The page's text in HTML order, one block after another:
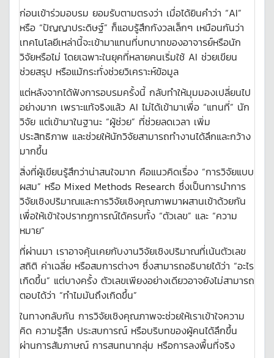
ก่อนเข้าร่วมอบรม ยอมรับตามตรงว่า เมื่อได้ยินคำว่า “AI”
หรือ “ปัญญาประดิษฐ์” ก็แอบรู้สึกกังวลเล็กๆ เหมือนกันว่า
เทคโนโลยีเหล่านี้จะเข้ามาแทนที่บทบาทของอาจารย์หรือนัก
วิจัยหรือไม่ โดยเฉพาะในยุคที่หลายคนเริ่มใช้ AI ช่วยเขียน
ช่วยสรุป หรือแม้กระทั่งช่วยวิเคราะห์ข้อมูล
แต่หลังจากได้ฟังการอบรมครั้งนี้ กลับทำให้มุมมองเปลี่ยนไป
อย่างมาก เพราะแท้จริงแล้ว AI ไม่ได้เข้ามาเพื่อ “แทนที่” นัก
วิจัย แต่เข้ามาในฐานะ “ผู้ช่วย” ที่ช่วยลดเวลา เพิ่ม
ประสิทธิภาพ และช่วยให้นักวิจัยสามารถทำงานได้ลึกและกว้าง
มากขึ้น
สิ่งที่ผู้เขียนรู้สึกว่าน่าสนใจมาก คือแนวคิดเรื่อง “การวิจัยแบบ
ผสม” หรือ Mixed Methods Research ซึ่งเป็นการนำการ
วิจัยเชิงปริมาณและการวิจัยเชิงคุณภาพมาผสานเข้าด้วยกัน
เพื่อให้เข้าใจปรากฏการณ์ได้ครบทั้ง “ตัวเลข” และ “ความ
หมาย”
ที่ผ่านมา เราอาจคุ้นเคยกับงานวิจัยเชิงปริมาณที่เน้นตัวเลข
สถิติ ค่าเฉลี่ย หรือสมการต่างๆ ซึ่งสามารถอธิบายได้ว่า “อะไร
เกิดขึ้น” แต่บางครั้ง ตัวเลขเพียงอย่างเดียวอาจยังไม่สามารถ
ตอบได้ว่า “ทำไมมันถึงเกิดขึ้น”
ในทางกลับกัน การวิจัยเชิงคุณภาพจะช่วยให้เราเข้าใจความ
คิด ความรู้สึก ประสบการณ์ หรือบริบทของผู้คนได้ลึกขึ้น
ผ่านการสัมภาษณ์ การสนทนากลุ่ม หรือการลงพื้นที่จริง